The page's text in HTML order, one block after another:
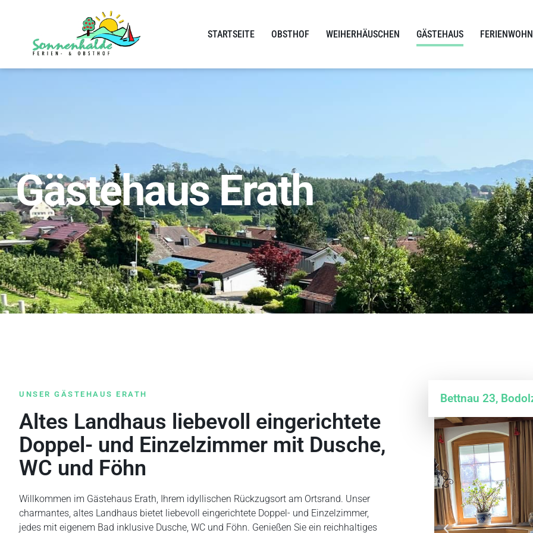
STARTSEITE OBSTHOF WEIHERHÄUSCHEN GÄSTEHAUS
Gästehaus Erath
UNSER GÄSTEHAUS ERATH
Altes Landhaus liebevoll eingerichtete
Doppel- und Einzelzimmer mit Dusche,
WC und Föhn
Willkommen im Gästehaus Erath, Ihrem idyllischen Rückzugsort am Ortsrand. Unser
charmantes, altes Landhaus bietet liebevoll eingerichtete Doppel- und Einzelzimmer,
jedes mit eigenem Bad inklusive Dusche, WC und Föhn. Genießen Sie ein reichhaltiges
Bettnau 23,